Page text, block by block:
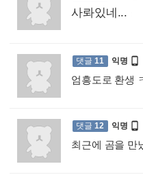
사롸있네...
댓글 11 익명 
엄흥도로 환생
댓글 12 익명 
최근에 곰을 만